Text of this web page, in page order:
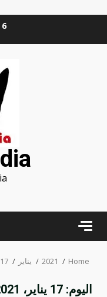
6 أغسطس، 2026
Home
2021 يناير 17
اليوم: 17 يناير، 2021